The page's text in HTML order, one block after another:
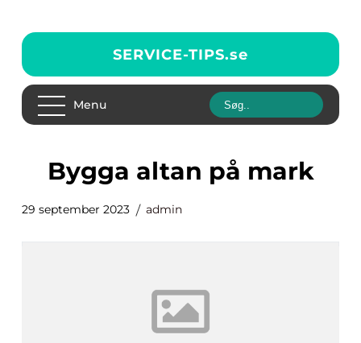
SERVICE-TIPS.se
Menu
bygga altan på mark
29 september 2023 admin